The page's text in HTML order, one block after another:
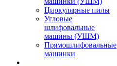
Циркулярные пилы
Угловые
шлифовальные
машины (УШМ)
Прямошлифовальные
машинки